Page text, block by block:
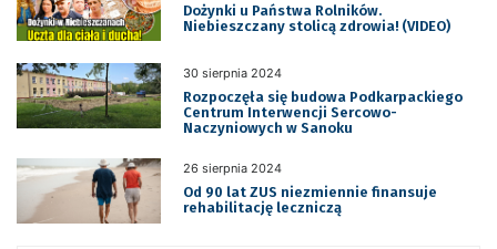
Dożynki u Państwa Rolników.
Niebieszczany stolicą zdrowia! (VIDEO)
30 sierpnia 2024
Rozpoczęła się budowa Podkarpackiego
Centrum Interwencji Sercowo-
Naczyniowych w Sanoku
26 sierpnia 2024
Od 90 lat ZUS niezmiennie finansuje
rehabilitację leczniczą